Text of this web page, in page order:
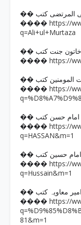
المرتضی کتب
���� https://
q=Ali+ul+Murtaza
خاتون جنت کتب
���� https://
المومنین کتب
���� https://
امام حسن کتب
���� https://
q=HASSAN&m=1
امام حسین کتب
���� https://
q=Hussain&m=1
امیر معاویہ کتب
���� https://
81&m=1